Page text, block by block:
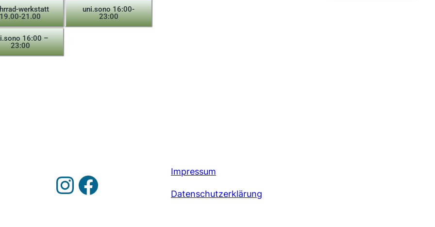
werkstatt
19.00-21.00
16:00 –
23:00
uni.sono 16:00-
23:00
Impressum
Datenschutzerklärung